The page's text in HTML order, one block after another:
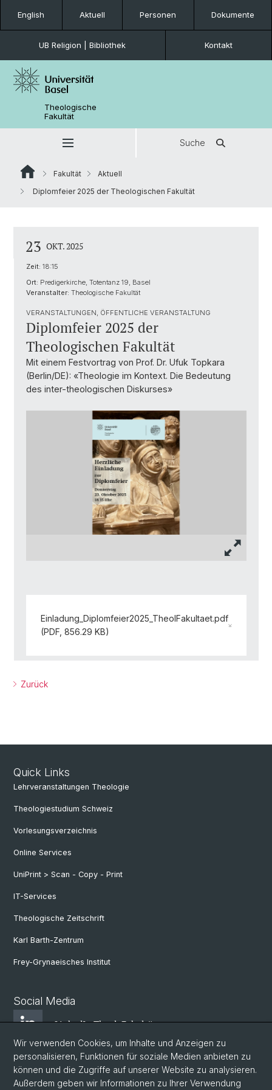
English Aktuell Personen Dokumente
UB Religion | Bibliothek Kontakt
Theologische
Fakultät
Suche
Fakultät
Aktuell
Diplomfeier 2025 der Theologischen Fakultät
23 OKT. 2025
Zeit: 18:15
Ort: Predigerkirche, Totentanz 19, Basel
Veranstalter: Theologische Fakultät
VERANSTALTUNGEN, ÖFFENTLICHE VERANSTALTUNG
Diplomfeier 2025 der
Theologischen Fakultät
Mit einem Festvortrag von Prof. Dr. Ufuk Topkara
(Berlin/DE): «Theologie im Kontext. Die Bedeutung
des inter-theologischen Diskurses»
Einladung_Diplomfeier2025_TheolFakultaet.pdf
(PDF, 856.29 KB)
Zurück
Quick Links
Lehrveranstaltungen Theologie
Theologiestudium Schweiz
Vorlesungsverzeichnis
Online Services
UniPrint > Scan - Copy - Print
IT-Services
Theologische Zeitschrift
Karl Barth-Zentrum
Frey-Grynaeisches Institut
Social Media
LinkedIn Theol. Fakultät
Instagram Theol. Fakultät
Wir verwenden Cookies, um Inhalte und Anzeigen zu
personalisieren, Funktionen für soziale Medien anbieten zu
können und die Zugriffe auf unserer Website zu analysieren.
Außerdem geben wir Informationen zu Ihrer Verwendung